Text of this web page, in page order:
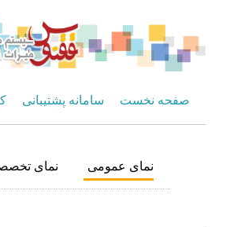
صفحه نخست سامانه پشتیبانی
نمای عمومی نمای